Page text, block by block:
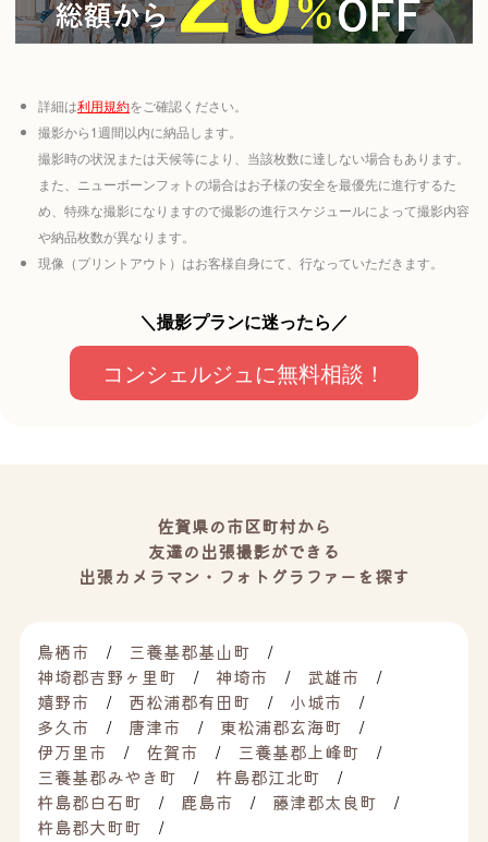
詳細は利用規約をご確認ください。
撮影から1週間以内に納品します。
撮影時の状況または天候等により、当該枚数に達しない場合もあります。
また、ニューボーンフォトの場合はお子様の安全を最優先に進行するた
め、特殊な撮影になりますので撮影の進行スケジュールによって撮影内容
や納品枚数が異なります。
現像（プリントアウト）はお客様自身にて、行なっていただきます。
＼撮影プランに迷ったら／
コンシェルジュに無料相談！
佐賀県の市区町村から
友達の出張撮影ができる
出張カメラマン・フォトグラファーを探す
鳥栖市
三養基郡基山町
神埼郡吉野ヶ里町
神埼市
武雄市
嬉野市
西松浦郡有田町
小城市
多久市
唐津市
東松浦郡玄海町
伊万里市
佐賀市
三養基郡上峰町
三養基郡みやき町
杵島郡江北町
杵島郡白石町
鹿島市
藤津郡太良町
杵島郡大町町